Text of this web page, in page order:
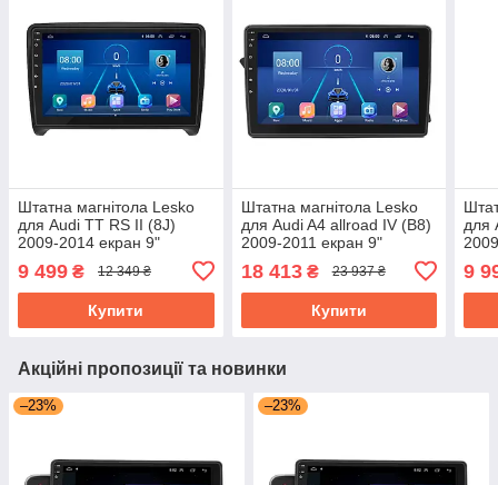
Штатна магнітола Lesko
для Audi TT RS II (8J)
2009-2014 екран 9"
2/32Gb Top 4G/ Wi-Fi GPS
Аудіо
9 499 ₴ 12 349 ₴
Купити
Штатна магнітола Lesko
для Audi A4 allroad IV (B8)
2009-2011 екран 9"
6/128Gb 4G Wi-Fi GPS Top
18 413₴ 23 937 ₴
Купити
для
9
Акційні пропозиції та новинки
–23% –23%